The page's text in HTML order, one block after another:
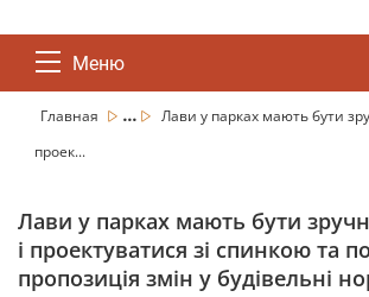
Меню
Главная ...
Лави у парках мають бути
проек...
Лави у парках мають бути
і проектуватися зі спинкою та
пропозиція змін у будівельні